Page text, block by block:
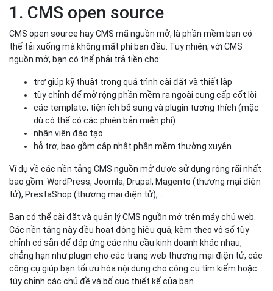
hỗ trợ, bao gồm cập nhật phần mềm thường xuyên
Ví dụ về các nền tảng CMS nguồn mở được sử dụng rộng rãi nhất
bao gồm: WordPress, Joomla, Drupal, Magento (thương mại điện
tử), PrestaShop (thương mại điện tử),...
Bạn có thể cài đặt và quản lý CMS nguồn mở trên máy chủ web.
Các nền tảng này đều hoạt động hiệu quả, kèm theo vô số tùy
chỉnh có sẵn để đáp ứng các nhu cầu kinh doanh khác nhau,
chẳng hạn như plugin cho các trang web thương mại điện tử, các
công cụ giúp bạn tối ưu hóa nội dung cho công cụ tìm kiếm hoặc
tùy chỉnh các chủ đề và bố cục thiết kế của bạn.
2. CMS sở hữu độc quyền
Phần mềm CMS thương mại hay CMS sở hữu độc quyền được
xây dựng và quản lý bởi một công ty duy nhất. Loại CMS này
thường bao gồm: